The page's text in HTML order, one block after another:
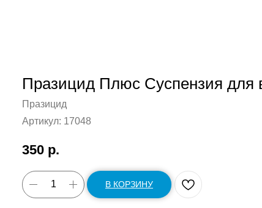
Празицид Плюс Суспензия для
Празицид
Артикул: 17048
350 р.
В КОРЗИНУ